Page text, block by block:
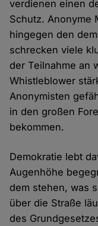
verdienen einen
Schutz. Anonyme
hingegen den
schrecken viele
der Teilnahme an
Whistleblower
Anonymisten
in den großen
bekommen.
Demokratie lebt
Augenhöhe
dem stehen, was
über die Straße
des